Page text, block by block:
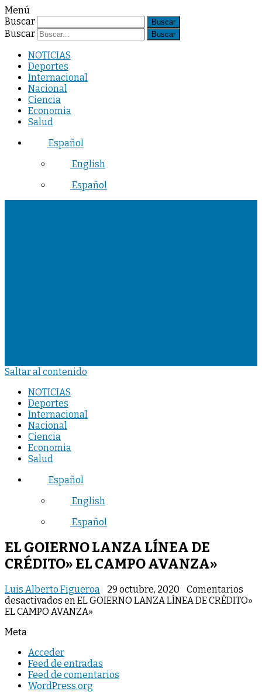
Menú
Buscar
Buscar
NOTICIAS
Deportes
Internacional
Nacional
Ciencia
Economia
Salud
Español
English
Español
Saltar al contenido
NOTICIAS
Deportes
Internacional
Nacional
Ciencia
Economia
Salud
Español
English
Español
EL GOIERNO LANZA LÍNEA DE
CRÉDITO» EL CAMPO AVANZA»
Luis Alberto Figueroa 29 octubre, 2020
Comentarios
desactivados en EL GOIERNO LANZA LÍNEA DE CRÉDITO»
EL CAMPO AVANZA»
Meta
Acceder
Feed de entradas
Feed de comentarios
WordPress.org